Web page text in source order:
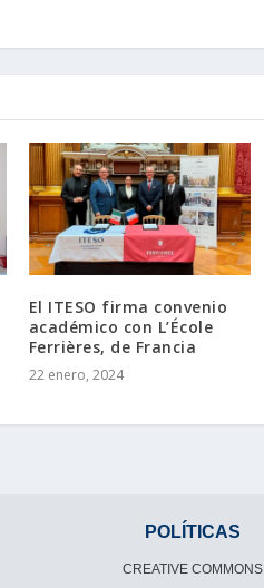
El ITESO firma convenio
académico con L’École
Ferrières, de Francia
22 enero, 2024
POLÍTICAS
CREATIVE COMMONS